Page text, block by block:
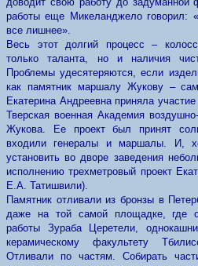
работы еще Микеланджело говорил:
все лишнее».
Весь этот долгий процесс –
только таланта, но и наличия
Проблемы удесятеряются, если
как памятник маршалу Жукову –
Екатерина Андреевна приняла
Тверская военная Академия
Жукова. Ее проект был принят
входили генералы и маршалы. И,
установить во дворе заведения
исполнению трехметровый проект
Е.А. Татишвили).
Памятник отливали из бронзы в
даже на той самой площадке, где
работы Зураба Церетели,
керамическому факультету
Отливали по частям. Собирать